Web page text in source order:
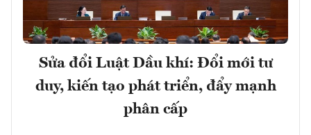
Sửa đổi Luật Dầu khí: Đổi mới tư
duy, kiến tạo phát triển, đẩy mạnh
phân cấp